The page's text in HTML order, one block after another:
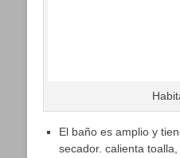
El baño es amplio y
secador. calienta